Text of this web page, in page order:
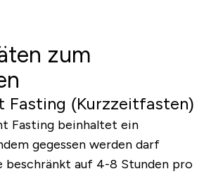
zum
Fasting (Kurzzeitfasten)
Fasting beinhaltet ein
gegessen werden darf
beschränkt auf 4-8 Stunden pro